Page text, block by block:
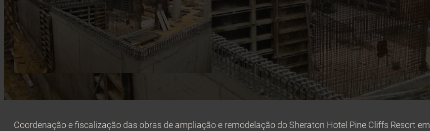
Coordenação e fiscalização das obras de ampliação e remodelação do Sheraton Hotel Pine Cliffs Resort em